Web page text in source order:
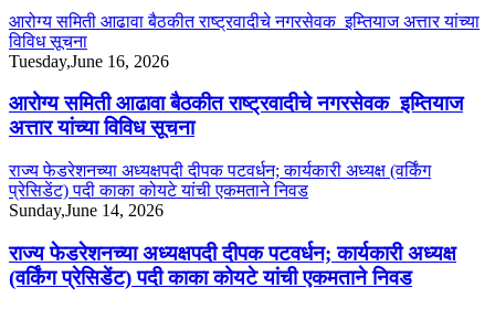
आरोग्य समिती आढावा बैठकीत राष्ट्रवादीचे नगरसेवक इम्तियाज अत्तार यांच्या
विविध सूचना
Tuesday,June 16, 2026
आरोग्य समिती आढावा बैठकीत राष्ट्रवादीचे नगरसेवक इम्तियाज
अत्तार यांच्या विविध सूचना
राज्य फेडरेशनच्या अध्यक्षपदी दीपक पटवर्धन; कार्यकारी अध्यक्ष (वर्किंग
प्रेसिडेंट) पदी काका कोयटे यांची एकमताने निवड
Sunday,June 14, 2026
राज्य फेडरेशनच्या अध्यक्षपदी दीपक पटवर्धन; कार्यकारी अध्यक्ष
(वर्किंग प्रेसिडेंट) पदी काका कोयटे यांची एकमताने निवड